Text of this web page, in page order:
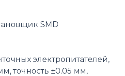
SMD
электропитателей,
точность ±0.05 мм,